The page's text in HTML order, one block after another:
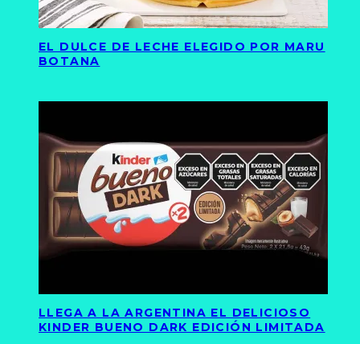
EL DULCE DE LECHE ELEGIDO POR MARU
BOTANA
LLEGA A LA ARGENTINA EL DELICIOSO
KINDER BUENO DARK EDICIÓN LIMITADA